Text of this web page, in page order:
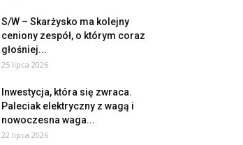
S/W – Skarżysko ma kolejny
ceniony zespół, o którym coraz
głośniej...
25 lipca 2026
Inwestycja, która się zwraca.
Paleciak elektryczny z wagą i
nowoczesna waga...
22 lipca 2026